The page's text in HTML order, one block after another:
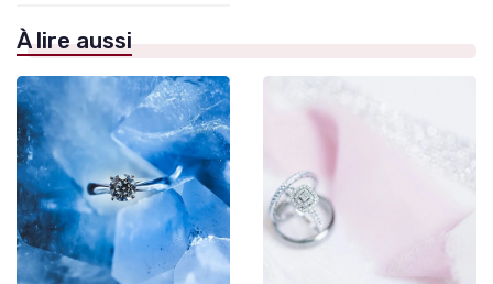
À lire aussi